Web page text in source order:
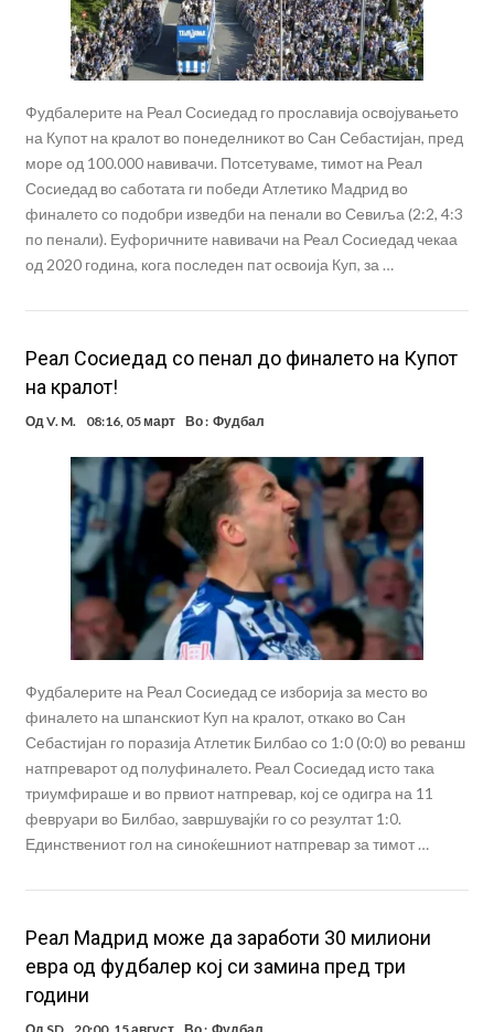
Фудбалерите на Реал Сосиедад го прославија освојувањето
на Купот на кралот во понеделникот во Сан Себастијан, пред
море од 100.000 навивачи. Потсетуваме, тимот на Реал
Сосиедад во саботата ги победи Атлетико Мадрид во
финалето со подобри изведби на пенали во Севиља (2:2, 4:3
по пенали). Еуфоричните навивачи на Реал Сосиедад чекаа
од 2020 година, кога последен пат освоија Куп, за …
Реал Сосиедад со пенал до финалето на Купот
на кралот!
ОдV. M. 08:16, 05 март Во : Фудбал
Фудбалерите на Реал Сосиедад се изборија за место во
финалето на шпанскиот Куп на кралот, откако во Сан
Себастијан го поразија Атлетик Билбао со 1:0 (0:0) во реванш
натпреварот од полуфиналето. Реал Сосиедад исто така
триумфираше и во првиот натпревар, кој се одигра на 11
февруари во Билбао, завршувајќи го со резултат 1:0.
Единствениот гол на синоќешниот натпревар за тимот …
Реал Мадрид може да заработи 30 милиони
евра од фудбалер кој си замина пред три
години